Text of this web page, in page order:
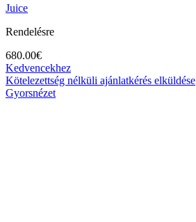
Juice
Rendelésre
680.00€
Kedvencekhez
Kötelezettség nélküli ajánlatkérés elküldése
Gyorsnézet